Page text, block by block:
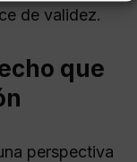
de validez.
que
perspectiva